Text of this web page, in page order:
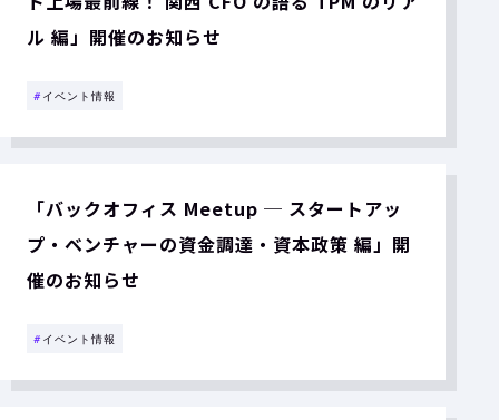
ル 編」開催のお知らせ
# イベント情報
「バックオフィス Meetup ─ スタートアッ
プ・ベンチャーの資金調達・資本政策 編」開
催のお知らせ
# イベント情報